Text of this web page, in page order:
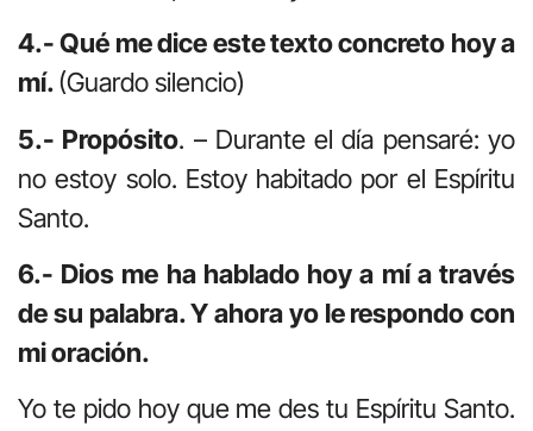
4.- Qué me dice este texto concreto hoy a
mí.(Guardo silencio)
5.- Propósito. – Durante el día pensaré: yo
no estoy solo. Estoy habitado por el Espíritu
Santo.
6.- Dios me ha hablado hoy a mí a través
de su palabra. Y ahora yo le respondo con
mi oración.
Yo te pido hoy que me des tu Espíritu Santo.